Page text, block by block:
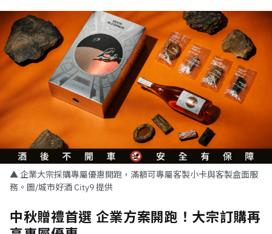
▲ 企業大宗採購專屬優惠開跑，滿額可專屬客製小卡與客製盒面服
務。圖/城市好酒 City9 提供
中秋贈禮首選 企業方案開跑！大宗訂購再